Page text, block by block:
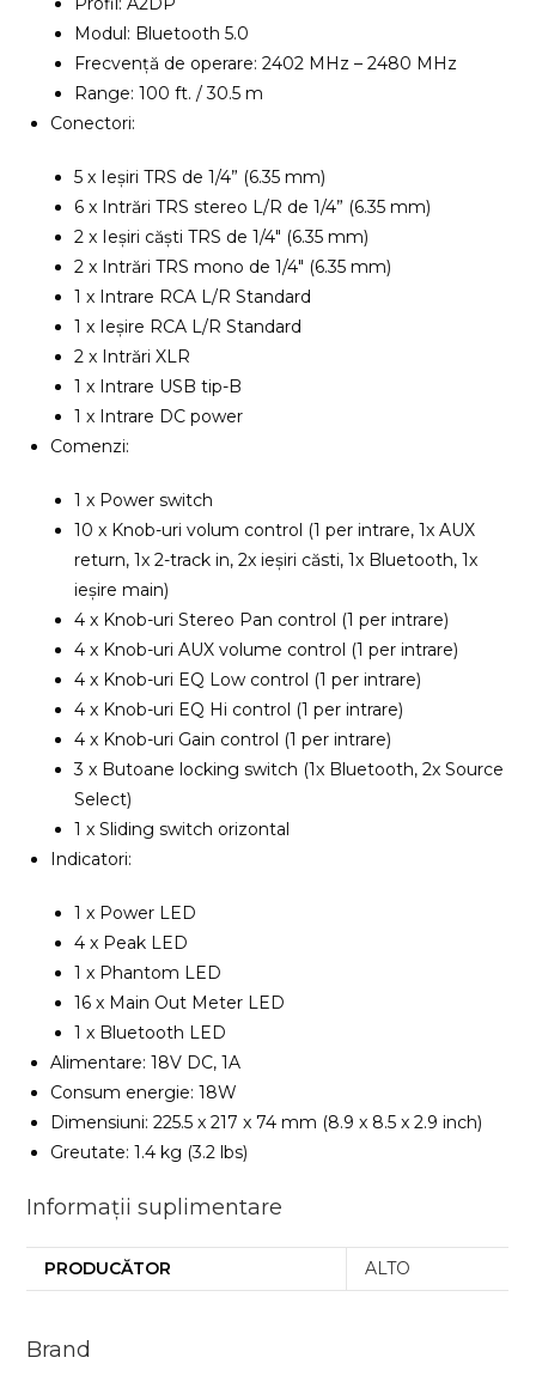
Modul: Bluetooth 5.0
Frecvență de operare: 2402 MHz – 2480 MHz
Range: 100 ft. / 30.5 m
Conectori:
5 x Ieșiri TRS de 1/4” (6.35 mm)
6 x Intrări TRS stereo L/R de 1/4” (6.35 mm)
2 x Ieșiri căști TRS de 1/4″ (6.35 mm)
2 x Intrări TRS mono de 1/4″ (6.35 mm)
1 x Intrare RCA L/R Standard
1 x Ieșire RCA L/R Standard
2 x Intrări XLR
1 x Intrare USB tip-B
1 x Intrare DC power
Comenzi:
1 x Power switch
10 x Knob-uri volum control (1 per intrare, 1x AUX
return, 1x 2-track in, 2x ieșiri căsti, 1x Bluetooth, 1x
ieșire main)
4 x Knob-uri Stereo Pan control (1 per intrare)
4 x Knob-uri AUX volume control (1 per intrare)
4 x Knob-uri EQ Low control (1 per intrare)
4 x Knob-uri EQ Hi control (1 per intrare)
4 x Knob-uri Gain control (1 per intrare)
3 x Butoane locking switch (1x Bluetooth, 2x Source
Select)
1 x Sliding switch orizontal
Indicatori:
1 x Power LED
4 x Peak LED
1 x Phantom LED
16 x Main Out Meter LED
1 x Bluetooth LED
Alimentare: 18V DC, 1A
Consum energie: 18W
Dimensiuni: 225.5 x 217 x 74 mm (8.9 x 8.5 x 2.9 inch)
Greutate: 1.4 kg (3.2 lbs)
Informații suplimentare
PRODUCĂTOR ALTO
Brand